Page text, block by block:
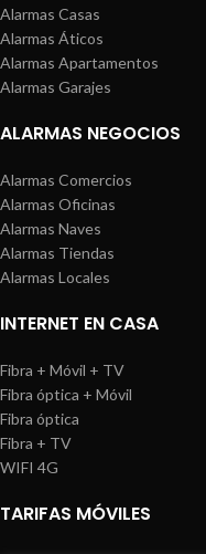
Alarmas Casas
Alarmas Áticos
Alarmas Apartamentos
Alarmas Garajes
ALARMAS NEGOCIOS
Alarmas Comercios
Alarmas Oficinas
Alarmas Naves
Alarmas Tiendas
Alarmas Locales
INTERNET EN CASA
Fibra + Móvil + TV
Fibra óptica + Móvil
Fibra óptica
Fibra + TV
WIFI 4G
TARIFAS MÓVILES